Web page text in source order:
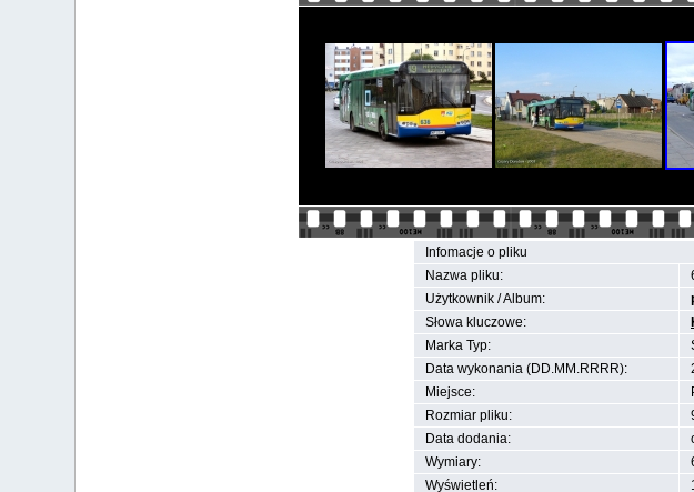
Infomacje o pliku
Nazwa pliku:
Użytkownik / Album:
Słowa kluczowe:
Marka Typ:
Data wykonania (DD.MM.RRRR):
Miejsce:
Rozmiar pliku:
Data dodania:
Wymiary:
Wyświetleń: